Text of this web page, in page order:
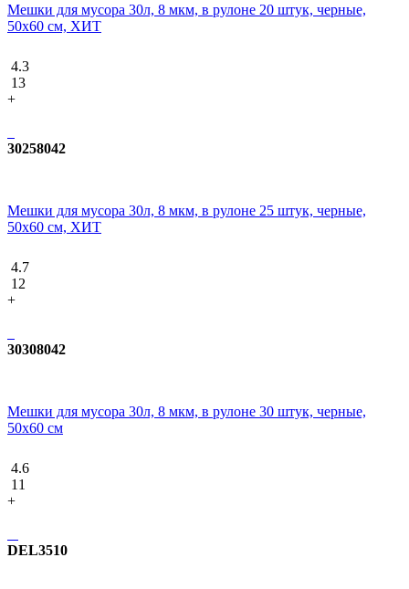
Мешки для мусора 30л, 8 мкм, в рулоне 20 штук, черные,
50х60 см, ХИТ
4.3
13
+
30258042
Мешки для мусора 30л, 8 мкм, в рулоне 25 штук, черные,
50х60 см, ХИТ
4.7
12
+
30308042
Мешки для мусора 30л, 8 мкм, в рулоне 30 штук, черные,
50х60 см
4.6
11
+
DEL3510